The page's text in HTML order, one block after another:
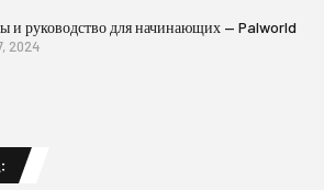
и руководство для начинающих — Palworld
2024